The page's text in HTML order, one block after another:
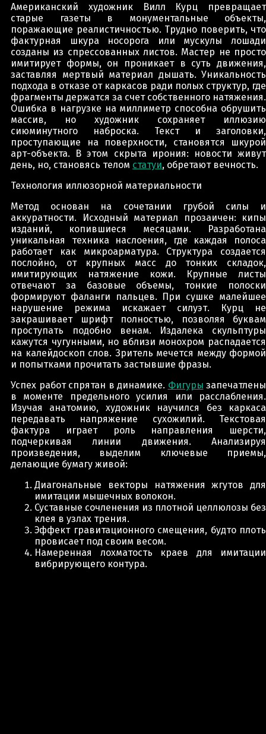
Американский художник Вилл Курц превращает
старые газеты в монументальные объекты,
поражающие реалистичностью. Трудно поверить, что
фактурная шкура носорога или мускулы лошади
созданы из спрессованных листов. Мастер не просто
имитирует формы, он проникает в суть движения,
заставляя мертвый материал дышать. Уникальность
подхода в отказе от каркасов ради полых структур, где
фрагменты держатся за счет собственного натяжения.
Ошибка в нагрузке на миллиметр способна обрушить
массив, но художник сохраняет иллюзию
сиюминутного наброска. Текст и заголовки,
проступающие на поверхности, становятся шкурой
арт-объекта. В этом скрыта ирония: новости живут
день, но, становясь телом статуи, обретают вечность.
Технология иллюзорной материальности
Метод основан на сочетании грубой силы и
аккуратности. Исходный материал прозаичен: кипы
изданий, копившиеся месяцами. Разработана
уникальная техника наслоения, где каждая полоса
работает как микроарматура. Структура создается
послойно, от крупных масс до тонких складок,
имитирующих натяжение кожи. Крупные листы
отвечают за базовые объемы, тонкие полоски
формируют фаланги пальцев. При сушке малейшее
нарушение режима искажает силуэт. Курц не
закрашивает шрифт полностью, позволяя буквам
проступать подобно венам. Издалека скульптуры
кажутся чугунными, но вблизи монохром распадается
на калейдоскоп слов. Зритель мечется между формой
и попытками прочитать застывшие фразы.
Успех работ спрятан в динамике. Фигуры запечатлены
в моменте предельного усилия или расслабления.
Изучая анатомию, художник научился без каркаса
передавать напряжение сухожилий. Текстовая
фактура играет роль направления шерсти,
подчеркивая линии движения. Анализируя
произведения, выделим ключевые приемы,
делающие бумагу живой:
Диагональные векторы натяжения жгутов для
имитации мышечных волокон.
Суставные сочленения из плотной целлюлозы без
клея в узлах трения.
Эффект гравитационного смещения, будто плоть
провисает под своим весом.
Намеренная лохматость краев для имитации
вибрирующего контура.